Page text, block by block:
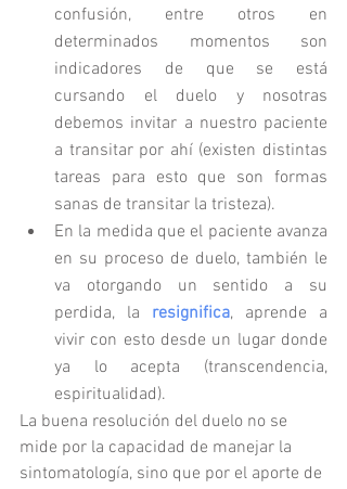
confusión, entre otros en
determinados momentos son
indicadores de que se está
cursando el duelo y nosotras
debemos invitar a nuestro paciente
a transitar por ahí (existen distintas
tareas para esto que son formas
sanas de transitar la tristeza).
En la medida que el paciente avanza
en su proceso de duelo, también le
va otorgando un sentido a su
perdida, la resignifica, aprende a
vivir con esto desde un lugar donde
ya lo acepta (transcendencia,
espiritualidad).
La buena resolución del duelo no se
mide por la capacidad de manejar la
sintomatología, sino que por el aporte de